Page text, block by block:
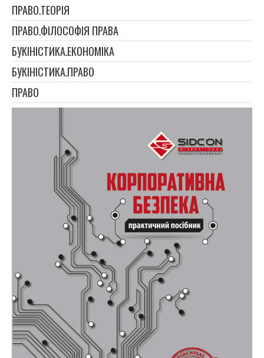
ПРАВО.ТЕОРІЯ
ПРАВО.ФІЛОСОФІЯ ПРАВА
БУКІНІСТИКА.ЕКОНОМІКА
БУКІНІСТИКА.ПРАВО
ПРАВО